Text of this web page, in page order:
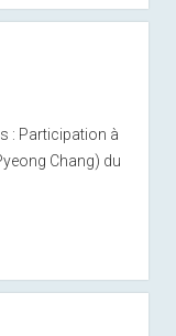
: Participation à
Chang) du